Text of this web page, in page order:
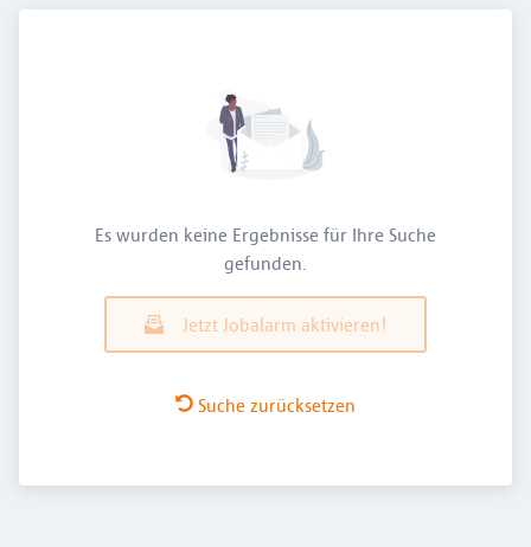
Es wurden keine Ergebnisse für Ihre Suche
gefunden.
Jetzt Jobalarm aktivieren!
Suche zurücksetzen